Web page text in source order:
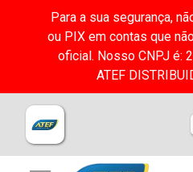
Para a sua segurança,
ou PIX em contas que
oficial. Nosso CNPJ é:
ATEF